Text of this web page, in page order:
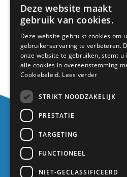
«
start!
Contact
Europalaan 1
3402 TZ IJsselstein
Deze website maakt
gebruik van cookies.
Deze website gebruikt cookies om
gebruikerservaring te verbeteren.
onze website te gebruiken, stemt u
alle cookies in overeenstemming
Cookiebeleid. Lees verder
STRIKT NOODZAKELIJK
PRESTATIE
TARGETING
FUNCTIONEEL
NIET-GECLASSIFICEERD